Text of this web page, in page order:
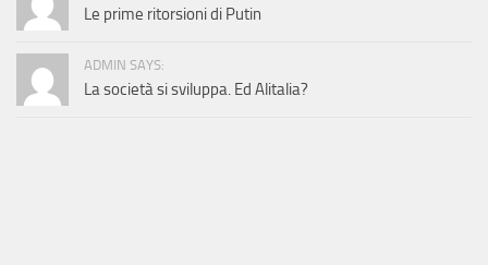
Le prime ritorsioni di Putin
ADMIN SAYS:
La società si sviluppa. Ed Alitalia?